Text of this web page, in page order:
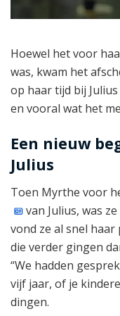
Hoewel het voor
was, kwam het
op haar tijd bij
en vooral wat het
Een nieuw
Julius
Toen Myrthe voor
van Julius, was
vond ze al snel
die verder gingen
“We hadden
vijf jaar, of je
dingen.